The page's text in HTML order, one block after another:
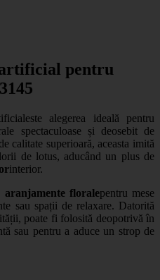
pentru
este alegerea ideală pentru
spectaculoase și deosebit de
calitate superioară, aceasta imită
de lotus, aducând un plus de
interior.
aranjamente floralepentru mese
sau spații de relaxare. Datorită
poate fi folosită deopotrivă în
sau pentru a aduce un strop de